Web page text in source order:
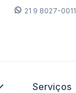
21 9 8027-0011
Serviços